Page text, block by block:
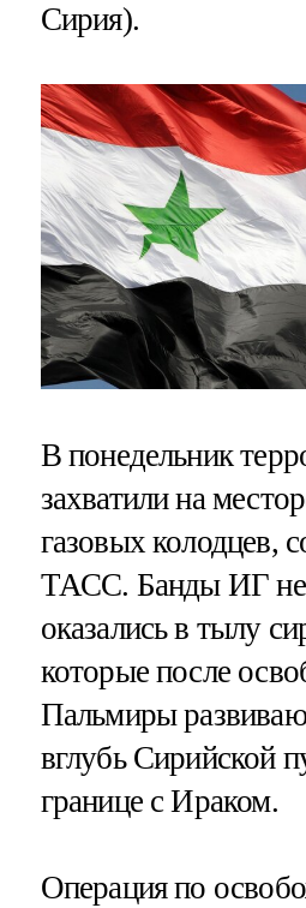
Сирия).
В понедельник
захватили на
газовых колодцев,
ТАСС. Банды ИГ
оказались в тылу
которые после
Пальмиры
вглубь Сирийской
границе с Ираком.
Операция по